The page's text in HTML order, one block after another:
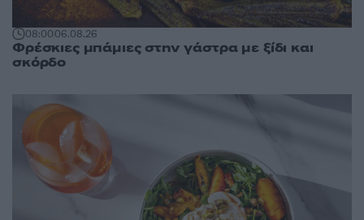
08:0006.08.26
Φρέσκιες μπάμιες στην γάστρα με ξίδι και
σκόρδο